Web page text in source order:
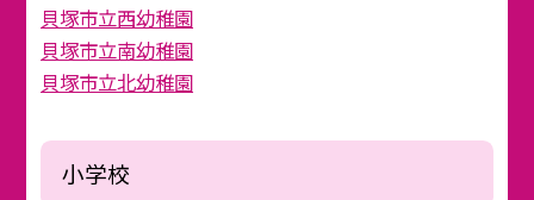
貝塚市立西幼稚園
貝塚市立南幼稚園
貝塚市立北幼稚園
小学校